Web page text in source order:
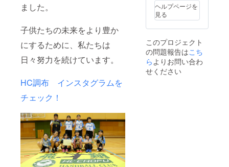
ました。
子供たちの未来をより豊か
にするために、私たちは
日々努力を続けています。
HC調布 インスタグラムを
チェック！
ヘルプページを
見る
このプロジェクト
の問題報告はこち
ら よりお問い合わ
せください